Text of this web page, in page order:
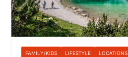
FAMILY/KIDS LIFESTYLE LOCATIONS